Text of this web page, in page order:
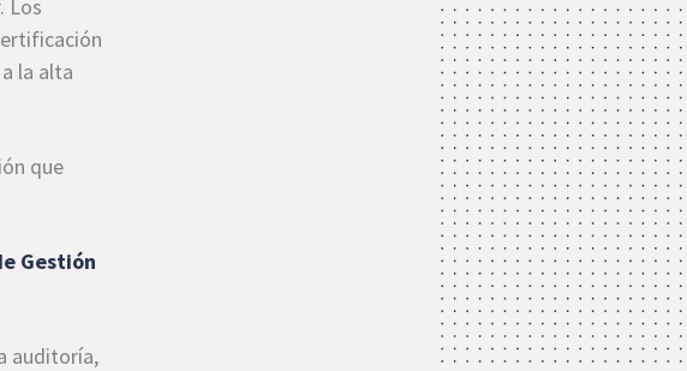
Los
la alta
que
Gestión
auditoría,